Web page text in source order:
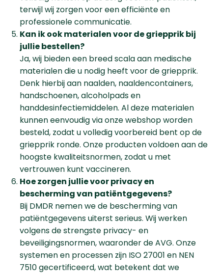
terwijl wij zorgen voor een efficiënte en
professionele communicatie.
Kan ik ook materialen voor de griepprik bij
jullie bestellen?
Ja, wij bieden een breed scala aan medische
materialen die u nodig heeft voor de griepprik.
Denk hierbij aan naalden, naaldencontainers,
handschoenen, alcoholpads en
handdesinfectiemiddelen. Al deze materialen
kunnen eenvoudig via onze webshop worden
besteld, zodat u volledig voorbereid bent op de
griepprik ronde. Onze producten voldoen aan de
hoogste kwaliteitsnormen, zodat u met
vertrouwen kunt vaccineren.
Hoe zorgen jullie voor privacy en
bescherming van patiëntgegevens?
Bij DMDR nemen we de bescherming van
patiëntgegevens uiterst serieus. Wij werken
volgens de strengste privacy- en
beveiligingsnormen, waaronder de AVG. Onze
systemen en processen zijn ISO 27001 en NEN
7510 gecertificeerd, wat betekent dat we